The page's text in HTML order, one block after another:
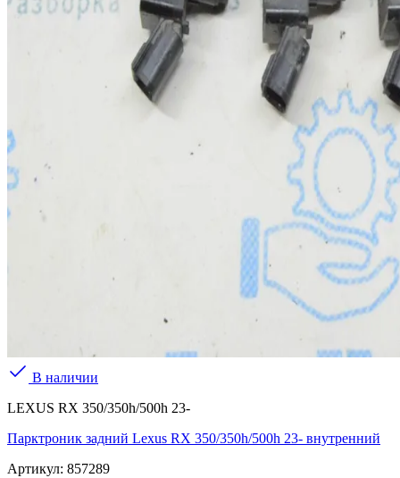
В наличии
LEXUS RX 350/350h/500h 23-
Парктроник задний Lexus RX 350/350h/500h 23- внутренний
Артикул: 857289